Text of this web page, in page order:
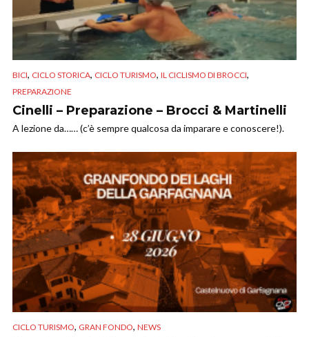
BICI, CICLO STORICA, CICLO TURISMO, IL CICLISMO DI BROCCI,
PREPARAZIONE
Cinelli – Preparazione – Brocci & Martinelli
A lezione da…… (c’è sempre qualcosa da imparare e conoscere!).
CICLO TURISMO, GRAN FONDO, NEWS